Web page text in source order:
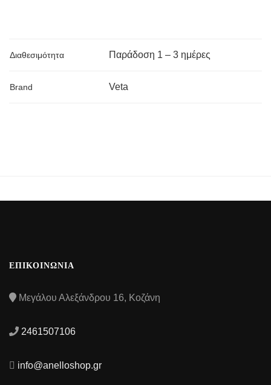
Διαθεσιμότητα Παράδoση 1 – 3 ημέρες
Brand Veta
ΕΠΙΚΟΙΝΩΝΙΑ
Μεγάλου Αλεξάνδρου 16, Κοζάνη
2461507106
info@anelloshop.gr